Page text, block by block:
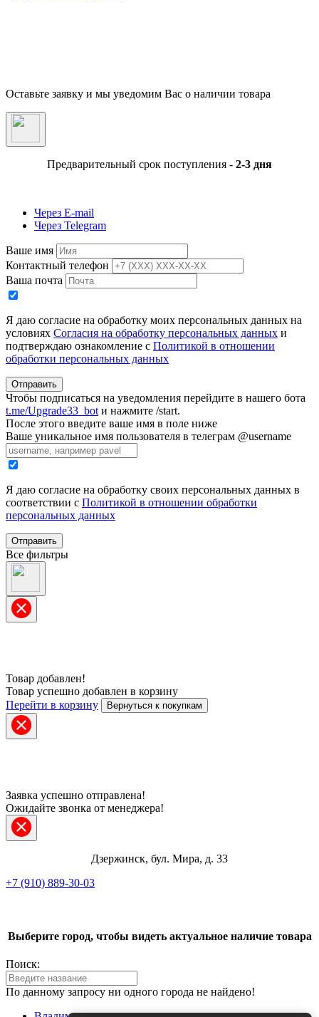
ВКонтакте
Max
+7 (910) 889-30-03
Оставьте заявку и мы уведомим Вас о наличии товара
Предварительный срок поступления - 2-3 дня
Через E-mail
Через Telegram
Ваше имя
Контактный телефон
Ваша почта
Я даю согласие на обработку моих персональных данных на
условиях Согласия на обработку персональных данных и
подтверждаю ознакомление с Политикой в отношении
обработки персональных данных
Отправить
Чтобы подписаться на уведомления перейдите в нашего бота
t.me/Upgrade33_bot и нажмите /start.
После этого введите ваше имя в поле ниже
Ваше уникальное имя пользователя в телеграм @username
Я даю согласие на обработку своих персональных данных в
соответствии с Политикой в отношении обработки
персональных данных
Отправить
Все фильтры
Товар добавлен!
Товар успешно добавлен в корзину
Перейти в корзину
Вернуться к покупкам
Заявка успешно отправлена!
Ожидайте звонка от менеджера!
Дзержинск, бул. Мира, д. 33
+7 (910) 889-30-03
Выберите город, чтобы видеть актуальное наличие товара
Поиск:
По данному запросу ни одного города не найдено!